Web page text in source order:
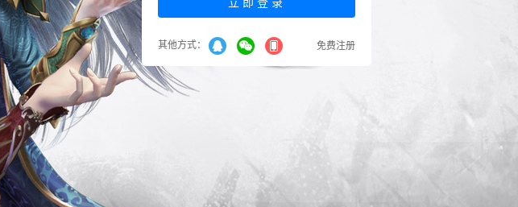
免费注册
其他方式：